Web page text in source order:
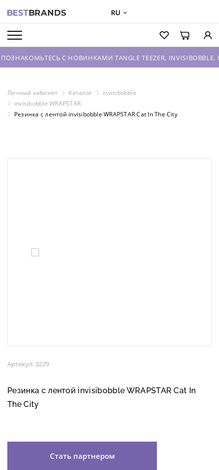
RU
С НОВИНКАМИ TANGLE TEEZER, INVISIBOBBLE, HOUSE
Личный кабинет Каталог
invisibobble
invisibobble WRAPSTAR
Резинка с лентой invisibobble WRAPSTAR Cat In The City
Артикул: 3229
Резинка с лентой invisibobble WRAPSTAR Cat In
The City
Стать партнером
О БРЕНДАХ
КАТАЛОГ
О КОМПАНИИ
ОПТОВЫЕ ПРОДАЖИ
ВХОД ДЛЯ ПАРТНЕРОВ